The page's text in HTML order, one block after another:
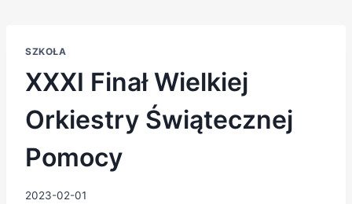
SZKOŁA
XXXI Finał Wielkiej
Orkiestry Świątecznej
Pomocy
2023-02-01